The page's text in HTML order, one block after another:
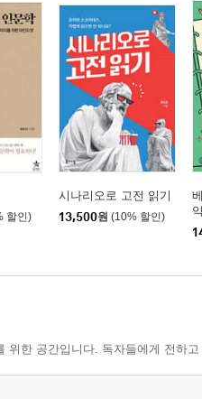
하는 캐릭터 설정
진을 위한 인물 분석
할인)
시나리오로 고전 읽기
13,500원 (10% 할인)
위한 공간입니다. 독자들에게 전하